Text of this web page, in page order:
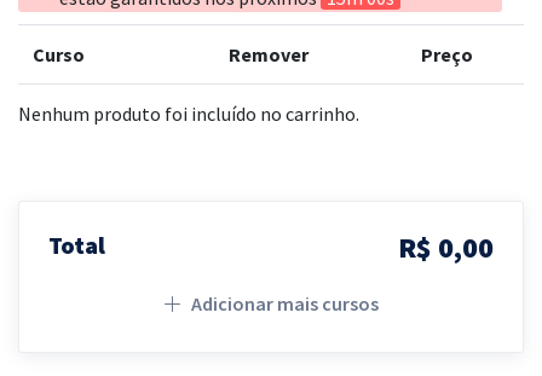
Curso Remover Preço
Nenhum produto foi incluído no carrinho.
Total R$ 0,00
Adicionar mais cursos